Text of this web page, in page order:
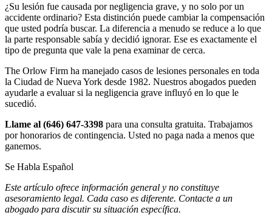
¿Su lesión fue causada por negligencia grave, y no solo por un
accidente ordinario? Esta distinción puede cambiar la compensación
que usted podría buscar. La diferencia a menudo se reduce a lo que
la parte responsable sabía y decidió ignorar. Ese es exactamente el
tipo de pregunta que vale la pena examinar de cerca.
The Orlow Firm ha manejado casos de lesiones personales en toda
la Ciudad de Nueva York desde 1982. Nuestros abogados pueden
ayudarle a evaluar si la negligencia grave influyó en lo que le
sucedió.
Llame al (646) 647-3398 para una consulta gratuita. Trabajamos
por honorarios de contingencia. Usted no paga nada a menos que
ganemos.
Se Habla Español
Este artículo ofrece información general y no constituye
asesoramiento legal. Cada caso es diferente. Contacte a un
abogado para discutir su situación específica.